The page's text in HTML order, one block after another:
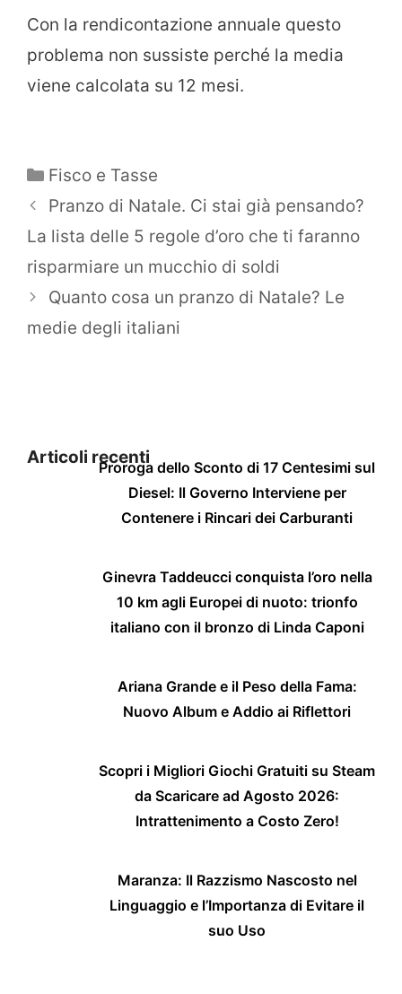
Con la rendicontazione annuale questo
problema non sussiste perché la media
viene calcolata su 12 mesi.
Categorie
Fisco e Tasse
Pranzo di Natale. Ci stai già pensando?
La lista delle 5 regole d’oro che ti faranno
risparmiare un mucchio di soldi
Quanto cosa un pranzo di Natale? Le
medie degli italiani
Articoli recentiProroga dello Sconto di 17 Centesimi sul
Diesel: Il Governo Interviene per
Contenere i Rincari dei Carburanti
Ginevra Taddeucci conquista l’oro nella
10 km agli Europei di nuoto: trionfo
italiano con il bronzo di Linda Caponi
Ariana Grande e il Peso della Fama:
Nuovo Album e Addio ai Riflettori
Scopri i Migliori Giochi Gratuiti su Steam
da Scaricare ad Agosto 2026:
Intrattenimento a Costo Zero!
Maranza: Il Razzismo Nascosto nel
Linguaggio e l’Importanza di Evitare il
suo Uso